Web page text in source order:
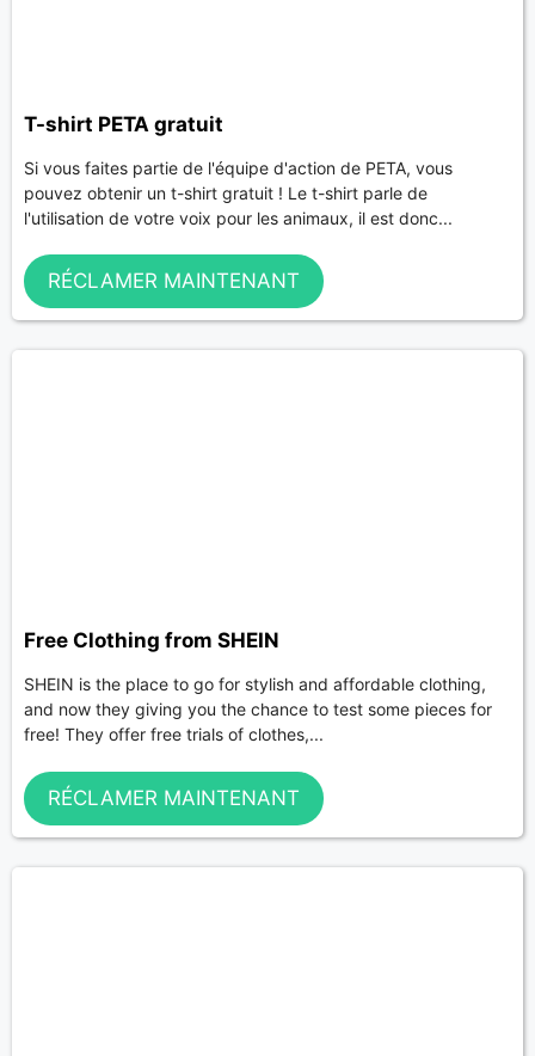
T-shirt PETA gratuit
Si vous faites partie de l'équipe d'action de PETA, vous
pouvez obtenir un t-shirt gratuit ! Le t-shirt parle de
l'utilisation de votre voix pour les animaux, il est donc...
RÉCLAMER MAINTENANT
Free Clothing from SHEIN
SHEIN is the place to go for stylish and affordable clothing,
and now they giving you the chance to test some pieces for
free! They offer free trials of clothes,...
RÉCLAMER MAINTENANT